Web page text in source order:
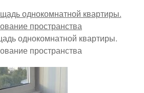
однокомнатной квартиры.
пространства